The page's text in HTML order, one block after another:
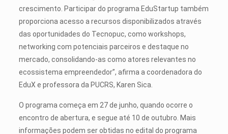
crescimento. Participar do programa EduStartup também
proporciona acesso a recursos disponibilizados através
das oportunidades do Tecnopuc, como workshops,
networking com potenciais parceiros e destaque no
mercado, consolidando-as como atores relevantes no
ecossistema empreendedor”, afirma a coordenadora do
EduX e professora da PUCRS, Karen Sica.
O programa começa em 27 de junho, quando ocorre o
encontro de abertura, e segue até 10 de outubro. Mais
informações podem ser obtidas no edital do programa